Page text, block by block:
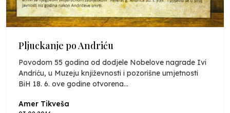
Pljuckanje po Andriću
Povodom 55 godina od dodjele Nobelove nagrade Ivi
Andriću, u Muzeju književnosti i pozorišne umjetnosti
BiH 18. 6. ove godine otvorena...
Amer Tikveša